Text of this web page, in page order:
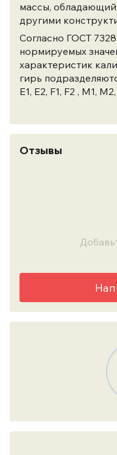
массы,
другими
Согласно ГОСТ
нормируемых
характеристик
гирь
Е1, Е2, F1, F2 , M1,
Отзывы